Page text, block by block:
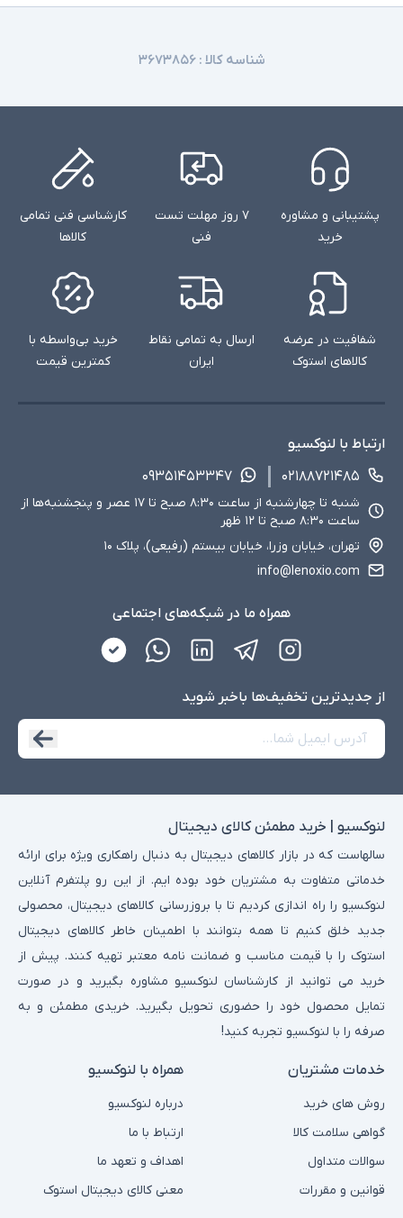
شناسه کالا :۳۶۷۳۸۵۶
پشتیبانی و مشاوره
خرید
۷ روز مهلت تست
فنی
کارشناسی فنی تمامی
کالاها
شفافیت در عرضه
کالاهای استوک
ارسال به تمامی نقاط
ایران
خرید بی‌واسطه با
کمترین قیمت
ارتباط با لنوکسیو
۰۲۱۸۸۷۲۱۴۸۵
۰۹۳۵۱۴۵۳۳۴۷
شنبه تا چهارشنبه از ساعت ۸:۳۰ صبح تا ۱۷ عصر و پنجشنبه‌ها از
ساعت ۸:۳۰ صبح تا ۱۲ ظهر
تهران، خیابان وزرا، خیابان بیستم (رفیعی)، پلاک ۱۰
info@lenoxio.com
همراه ما در شبکه‌های اجتماعی
از جدید‌ترین تخفیف‌ها با‌خبر شوید
لنوکسیو | خرید مطمئن کالای دیجیتال
سالهاست که در بازار کالاهای دیجیتال به دنبال راهکاری ویژه برای ارائه
خدماتی متفاوت به مشتریان خود بوده ایم. از این رو پلتفرم آنلاین
لنوکسیو را راه اندازی کردیم تا با بروزرسانی کالاهای دیجیتال، محصولی
جدید خلق کنیم تا همه بتوانند با اطمینان خاطر کالاهای دیجیتال
استوک را با قیمت مناسب و ضمانت نامه معتبر تهیه کنند. پیش از
خرید می توانید از کارشناسان لنوکسیو مشاوره بگیرید و در صورت
تمایل محصول خود را حضوری تحویل بگیرید. خریدی مطمئن و به
صرفه را با لنوکسیو تجربه کنید!
خدمات مشتریان
روش های خرید
گواهی سلامت کالا
سوالات متداول
قوانین و مقررات
همراه با لنوکسیو
درباره لنوکسیو
ارتباط با ما
اهداف و تعهد ما
معنی کالای دیجیتال استوک